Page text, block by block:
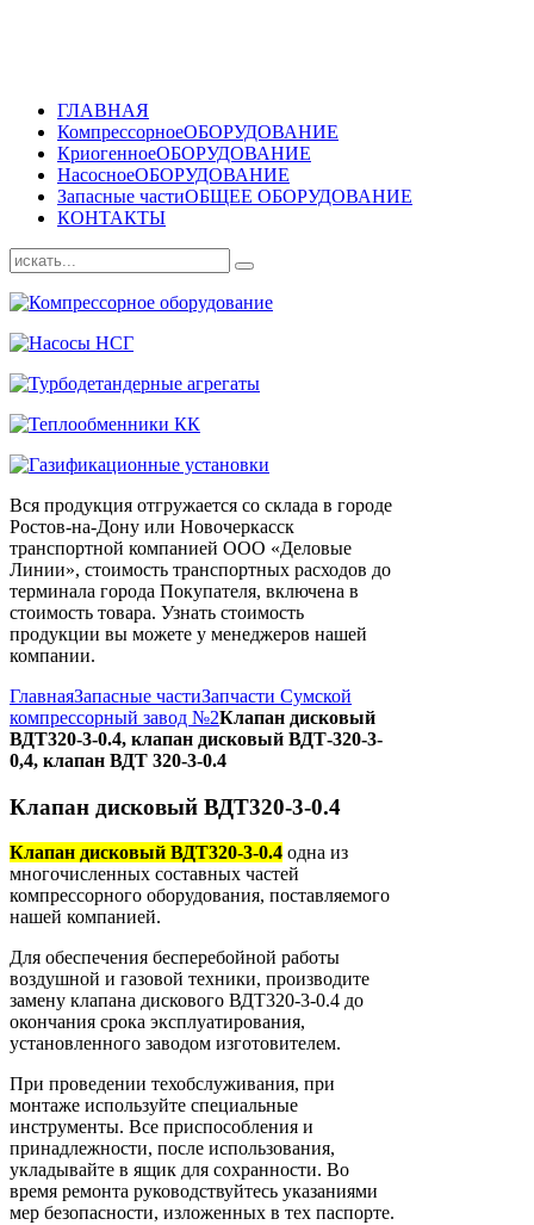
ГЛАВНАЯ
КомпрессорноеОБОРУДОВАНИЕ
КриогенноеОБОРУДОВАНИЕ
НасосноеОБОРУДОВАНИЕ
Запасные частиОБЩЕЕ ОБОРУДОВАНИЕ
КОНТАКТЫ
Вся продукция отгружается со склада в городе
Ростов-на-Дону или Новочеркасск
транспортной компанией ООО «Деловые
Линии», стоимость транспортных расходов до
терминала города Покупателя, включена в
стоимость товара. Узнать стоимость
продукции вы можете у менеджеров нашей
компании.
ГлавнаяЗапасные частиЗапчасти Сумской
компрессорный завод №2Клапан дисковый
ВДТ320-3-0.4, клапан дисковый ВДТ-320-3-
0,4, клапан ВДТ 320-3-0.4
Клапан дисковый ВДТ320-3-0.4
Клапан дисковый ВДТ320-3-0.4 одна из
многочисленных составных частей
компрессорного оборудования, поставляемого
нашей компанией.
Для обеспечения бесперебойной работы
воздушной и газовой техники, производите
замену клапана дискового ВДТ320-3-0.4 до
окончания срока эксплуатирования,
установленного заводом изготовителем.
При проведении техобслуживания, при
монтаже используйте специальные
инструменты. Все приспособления и
принадлежности, после использования,
укладывайте в ящик для сохранности. Во
время ремонта руководствуйтесь указаниями
мер безопасности, изложенных в тех паспорте.